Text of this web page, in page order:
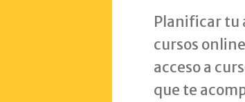
Planificar tu
cursos
acceso a
que te